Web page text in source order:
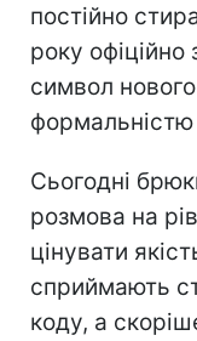
постійно
року
символ
Сьогодні
розмова на
цінувати
сприймають
коду, а